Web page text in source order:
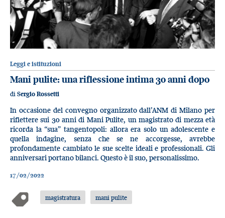
Leggi e istituzioni
Mani pulite: una riflessione intima 30 anni dopo
di Sergio Rossetti
In occasione del convegno organizzato dall’ANM di Milano per
riflettere sui 30 anni di Mani Pulite, un magistrato di mezza età
ricorda la “sua” tangentopoli: allora era solo un adolescente e
quella indagine, senza che se ne accorgesse, avrebbe
profondamente cambiato le sue scelte ideali e professionali. Gli
anniversari portano bilanci. Questo è il suo, personalissimo.
17/02/2022
magistratura mani pulite